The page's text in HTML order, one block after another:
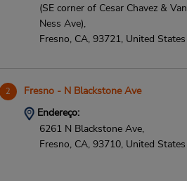
(SE corner of Cesar Chavez & Van
Ness Ave),
Fresno, CA, 93721, United States
2 Fresno - N Blackstone Ave
Endereço:
6261 N Blackstone Ave,
Fresno, CA, 93710, United States